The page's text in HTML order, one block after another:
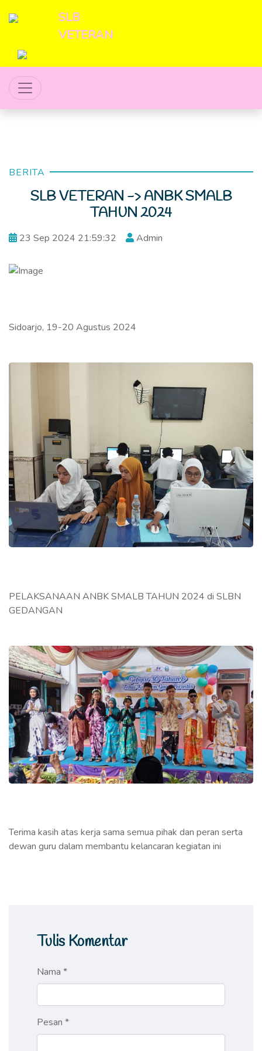
SLB
VETERAN
BERITA
SLB VETERAN -> ANBK SMALB
TAHUN 2024
23 Sep 2024 21:59:32 Admin
Sidoarjo, 19-20 Agustus 2024
PELAKSANAAN ANBK SMALB TAHUN 2024 di SLBN
GEDANGAN
Terima kasih atas kerja sama semua pihak dan peran serta
dewan guru dalam membantu kelancaran kegiatan ini
Tulis Komentar
Nama *
Pesan *